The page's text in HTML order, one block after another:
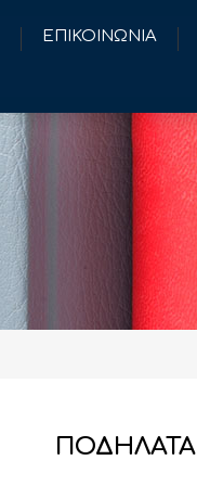
ΕΠΙΚΟΙΝΩΝΙΑ
ΠΟΔΗΛΑΤΑ